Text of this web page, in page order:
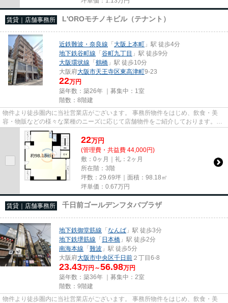
賃貸｜店舗事務所 L'OROモチノキビル（テナント）
近鉄難波・奈良線 「大阪上本町 」駅 徒歩4分
地下鉄谷町線 「谷町九丁目 」駅 徒歩9分
大阪環状線 「鶴橋 」駅 徒歩10分
大阪府大阪市天王寺区東高津町9-23
22万円
築年数：築26年 ｜募集中： 1室
階数：8階建
物件より徒歩圏内に当社営業店がございます。 事務所物件をはじめ、飲食・美
容・物販などの様々な業種のニーズに応じて店舗物件をご紹介しております。
尚、弊社ではおとり広告は一切...
22万円
(管理費・共益費 44,000円)
敷：0ヶ月｜礼：2ヶ月
所在階：3階
坪数：29.69坪｜面積：98.18㎡
坪単価： 0.67万円
賃貸｜店舗事務所 千日前ゴールデンフタバプラザ
地下鉄御堂筋線 「なんば 」駅 徒歩3分
地下鉄堺筋線 「 日本橋 」駅 徒歩2分
南海本線 「難波 」駅 徒歩5分
大阪府大阪市中央区千日前 ２丁目6-8
23.43万円～56.98万円
築年数：築36年 ｜募集中： 2室
階数：9階建
物件より徒歩圏内に当社営業店がございます。 事務所物件をはじめ、飲食・美